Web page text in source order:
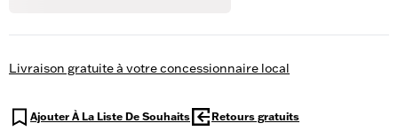
Livraison gratuite à votre concessionnaire local
Ajouter À La Liste De Souhaits Retours gratuits